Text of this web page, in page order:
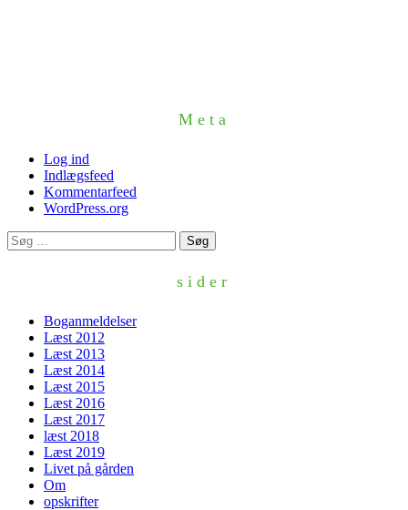
Meta
Log ind
Indlægsfeed
Kommentarfeed
WordPress.org
Søg
efter:
sider
Boganmeldelser
Læst 2012
Læst 2013
Læst 2014
Læst 2015
Læst 2016
Læst 2017
læst 2018
Læst 2019
Livet på gården
Om
opskrifter